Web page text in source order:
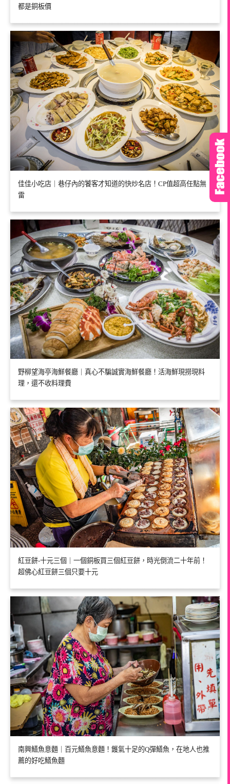
都是銅板價
佳佳小吃店｜巷仔內的饕客才知道的快炒名店！CP值超高任點無
雷
野柳望海亭海鮮餐廳｜真心不騙誠實海鮮餐廳！活海鮮現撈現料
理，還不收料理費
紅豆餅-十元三個｜一個銅板買三個紅豆餅，時光倒流二十年前！
超佛心紅豆餅三個只要十元
南興鱔魚意麵｜百元鱔魚意麵！鑊氣十足的Q彈鱔魚，在地人也推
薦的好吃鱔魚麵